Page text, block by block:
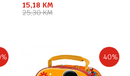
15,18 KM
25,30KM
% 40%